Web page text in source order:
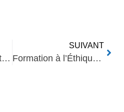
Comprendre et Contrecarrer les Biais dans l’IA
SUIVANT
Formation à l’Éthique de l’Intelligence Artificielle